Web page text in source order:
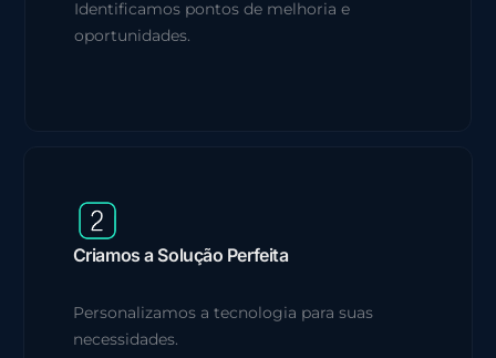
Identificamos pontos de melhoria e
oportunidades.
Criamos a Solução Perfeita
Personalizamos a tecnologia para suas
necessidades.